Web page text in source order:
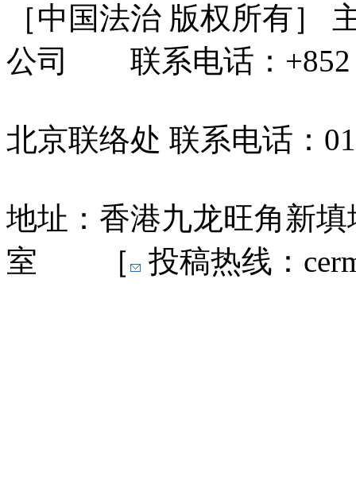
［中国法治 版权所有］
公司 联系电话：+852
北京联络处 联系电话：
地址：香港九龙旺角新
室 ［
投稿热线：